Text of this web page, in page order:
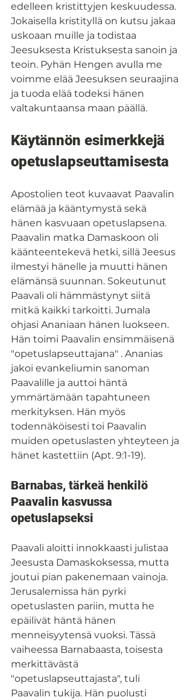
edelleen kristittyjen keskuudessa.
Jokaisella kristityllä on kutsu jakaa
uskoaan muille ja todistaa
Jeesuksesta Kristuksesta sanoin ja
teoin. Pyhän Hengen avulla me
voimme elää Jeesuksen seuraajina
ja tuoda elää todeksi hänen
valtakuntaansa maan päällä.
Käytännön esimerkkejä
opetuslapseuttamisesta
Apostolien teot kuvaavat Paavalin
elämää ja kääntymystä sekä
hänen kasvuaan opetuslapsena.
Paavalin matka Damaskoon oli
käänteentekevä hetki, sillä Jeesus
ilmestyi hänelle ja muutti hänen
elämänsä suunnan. Sokeutunut
Paavali oli hämmästynyt siitä
mitkä kaikki tarkoitti. Jumala
ohjasi Ananiaan hänen luokseen.
Hän toimi Paavalin ensimmäisenä
"opetuslapseuttajana" . Ananias
jakoi evankeliumin sanoman
Paavalille ja auttoi häntä
ymmärtämään tapahtuneen
merkityksen. Hän myös
todennäköisesti toi Paavalin
muiden opetuslasten yhteyteen ja
hänet kastettiin (Apt. 9:1-19).
Barnabas, tärkeä henkilö
Paavalin kasvussa
opetuslapseksi
Paavali aloitti innokkaasti julistaa
Jeesusta Damaskoksessa, mutta
joutui pian pakenemaan vainoja.
Jerusalemissa hän pyrki
opetuslasten pariin, mutta he
epäilivät häntä hänen
menneisyytensä vuoksi. Tässä
vaiheessa Barnabaasta, toisesta
merkittävästä
"opetuslapseuttajasta", tuli
Paavalin tukija. Hän puolusti